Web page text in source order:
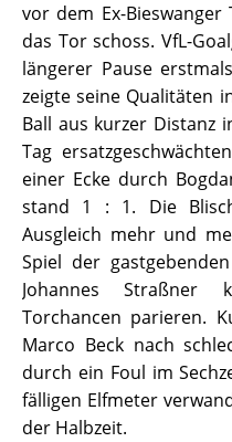
vor dem Ex-
das Tor schoss. VfL-
längerer Pause
zeigte seine Qualitäten
Ball aus kurzer Distanz
Tag
einer Ecke durch
stand 1 : 1. Die
Ausgleich mehr und
Spiel der
Johannes Straßner
Torchancen parieren.
Marco Beck nach
durch ein Foul im
fälligen Elfmeter
der Halbzeit.